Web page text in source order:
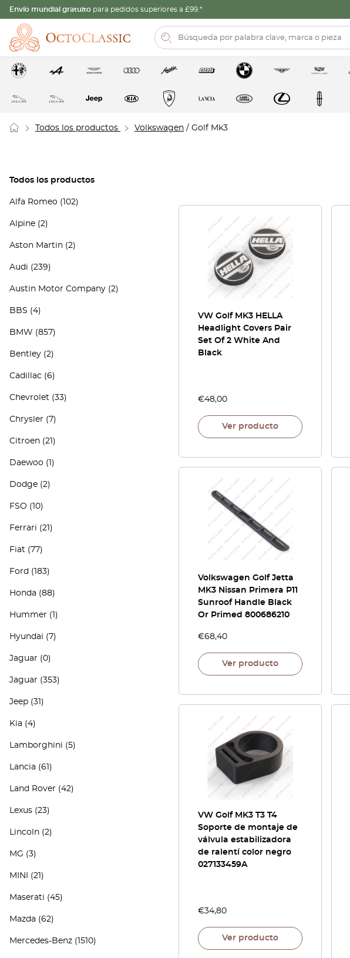
Envío mundial gratuito para pedidos superiores a £99.*
Todos los productos Volkswagen / Golf Mk3
Todos los productos
Alfa Romeo (102)
Alpine (2)
Aston Martin (2)
Audi (239)
Austin Motor Company (2)
BBS (4)
BMW (857)
Bentley (2)
Cadillac (6)
Chevrolet (33)
Chrysler (7)
Citroen (21)
Daewoo (1)
Dodge (2)
FSO (10)
Ferrari (21)
Fiat (77)
Ford (183)
Honda (88)
Hummer (1)
Hyundai (7)
Jaguar (0)
Jaguar (353)
Jeep (31)
Kia (4)
Lamborghini (5)
Lancia (61)
Land Rover (42)
Lexus (23)
Lincoln (2)
MG (3)
MINI (21)
Maserati (45)
Mazda (62)
Mercedes-Benz (1510)
VW Golf MK3 HELLA
Headlight Covers Pair
Set Of 2 White And
Black
€48,00
Ver producto
Volkswagen Golf Jetta
MK3 Nissan Primera P11
Sunroof Handle Black
Or Primed 800686210
€68,40
Ver producto
VW Golf MK3 T3 T4
Soporte de montaje de
válvula estabilizadora
de ralentí color negro
027133459A
€34,80
Ver producto